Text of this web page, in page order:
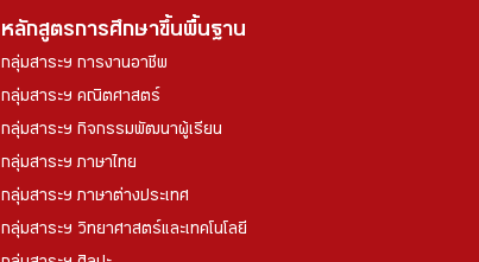
หลักสูตรการศึกษาขึ้นพื้นฐาน
กลุ่มสาระฯ การงานอาชีพ
กลุ่มสาระฯ คณิตศาสตร์
กลุ่มสาระฯ กิจกรรมพัฒนาผู้เรียน
กลุ่มสาระฯ ภาษาไทย
กลุ่มสาระฯ ภาษาต่างประเทศ
กลุ่มสาระฯ วิทยาศาสตร์และเทคโนโลยี